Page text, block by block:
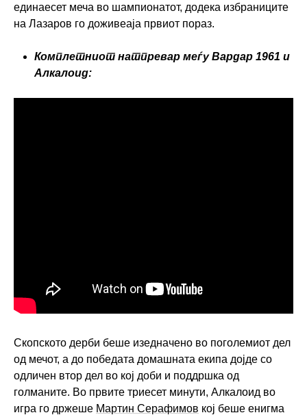
единаесет меча во шампионатот, додека избраниците
на Лазаров го доживеаја првиот пораз.
Комплетниот натпревар меѓу Вардар 1961 и
Алкалоид:
Скопското дерби беше изедначено во поголемиот дел
од мечот, а до победата домашната екипа дојде со
одличен втор дел во кој доби и поддршка од
голманите. Во првите триесет минути, Алкалоид во
игра го држеше Мартин Серафимов кој беше енигма